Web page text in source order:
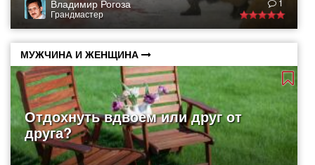
Владимир Рогоза
Грандмастер
1
МУЖЧИНА И ЖЕНЩИНА
Отдохнуть вдвоем или друг от
друга?